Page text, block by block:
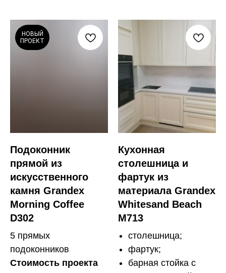
НОВЫЙ
ПРОЕКТ
Подоконник
прямой из
искусственного
камня Grandex
Morning Coffee
D302
5 прямых
подоконников
Стоимость проекта
Кухонная
столешница и
фартук из
материала Grandex
Whitesand Beach
M713
столешница;
фартук;
барная стойка с